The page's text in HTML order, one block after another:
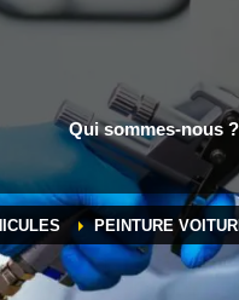
Qui sommes-nous ?
PEINTURE